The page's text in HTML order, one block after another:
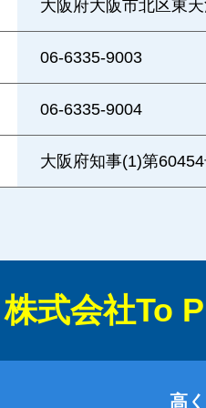
大阪府大阪市北区
06-6335-9003
06-6335-9004
大阪府知事(1)第
株式会社To
高